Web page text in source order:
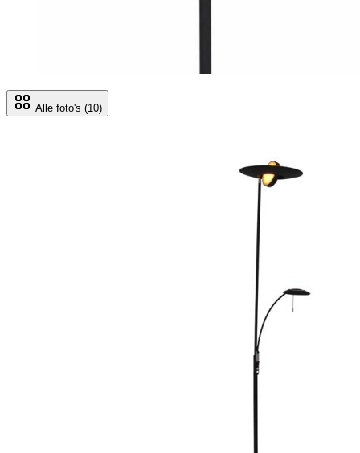
Alle foto's (10)